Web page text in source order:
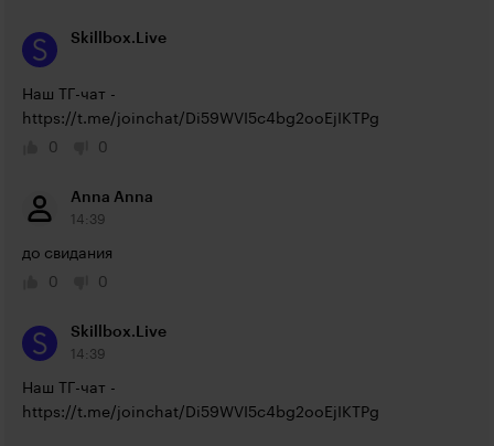
Skillbox.Live
https://t.me/joinchat/Di59WVI5c4bg2ooEjIKTPg
0
0
Anna Anna
14:39
до свидания
0
0
Skillbox.Live
14:39
https://t.me/joinchat/Di59WVI5c4bg2ooEjIKTPg